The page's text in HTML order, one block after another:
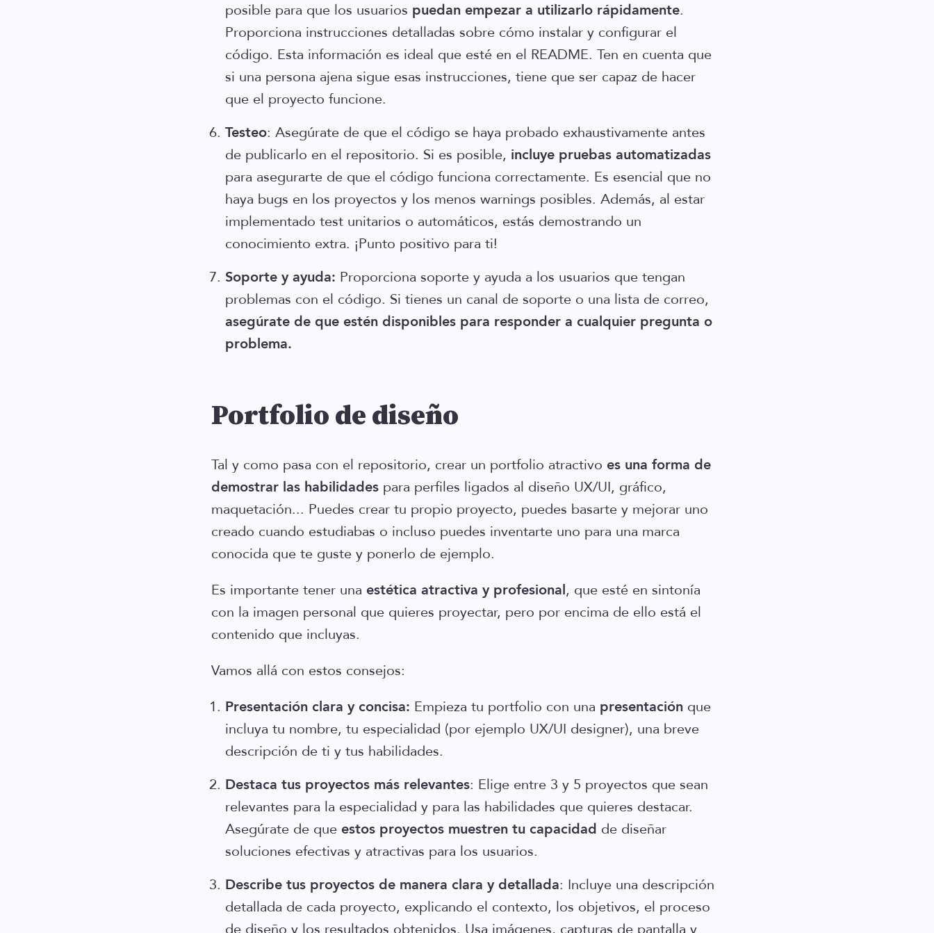
posible para que los usuarios puedan empezar a utilizarlo rápidamente.
Proporciona instrucciones detalladas sobre cómo instalar y configurar el
código. Esta información es ideal que esté en el README. Ten en cuenta que
si una persona ajena sigue esas instrucciones, tiene que ser capaz de hacer
que el proyecto funcione.
Testeo: Asegúrate de que el código se haya probado exhaustivamente antes
de publicarlo en el repositorio. Si es posible, incluye pruebas automatizadas
para asegurarte de que el código funciona correctamente. Es esencial que no
haya bugs en los proyectos y los menos warnings posibles. Además, al estar
implementado test unitarios o automáticos, estás demostrando un
conocimiento extra. ¡Punto positivo para ti!
Soporte y ayuda: Proporciona soporte y ayuda a los usuarios que tengan
problemas con el código. Si tienes un canal de soporte o una lista de correo,
asegúrate de que estén disponibles para responder a cualquier pregunta o
problema.
Portfolio de diseño
Tal y como pasa con el repositorio, crear un portfolio atractivo es una forma de
demostrar las habilidades para perfiles ligados al diseño UX/UI, gráfico,
maquetación... Puedes crear tu propio proyecto, puedes basarte y mejorar uno
creado cuando estudiabas o incluso puedes inventarte uno para una marca
conocida que te guste y ponerlo de ejemplo.
Es importante tener una estética atractiva y profesional, que esté en sintonía
con la imagen personal que quieres proyectar, pero por encima de ello está el
contenido que incluyas.
Vamos allá con estos consejos:
Presentación clara y concisa: Empieza tu portfolio con una presentación que
incluya tu nombre, tu especialidad (por ejemplo UX/UI designer), una breve
descripción de ti y tus habilidades.
Destaca tus proyectos más relevantes: Elige entre 3 y 5 proyectos que sean
relevantes para la especialidad y para las habilidades que quieres destacar.
Asegúrate de que estos proyectos muestren tu capacidad de diseñar
soluciones efectivas y atractivas para los usuarios.
Describe tus proyectos de manera clara y detallada: Incluye una descripción
detallada de cada proyecto, explicando el contexto, los objetivos, el proceso